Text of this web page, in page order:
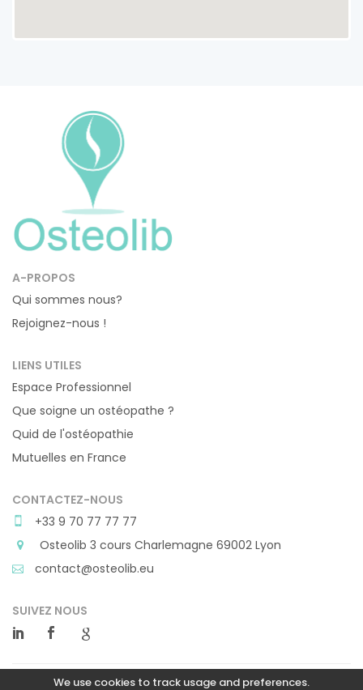
We use cookies to track usage and preferences.
A-PROPOS
Qui sommes nous?
Rejoignez-nous !
LIENS UTILES
Espace Professionnel
Que soigne un ostéopathe ?
Quid de l'ostéopathie
Mutuelles en France
CONTACTEZ-NOUS
+33 9 70 77 77 77
Osteolib 3 cours Charlemagne 69002 Lyon
contact@osteolib.eu
SUIVEZ NOUS